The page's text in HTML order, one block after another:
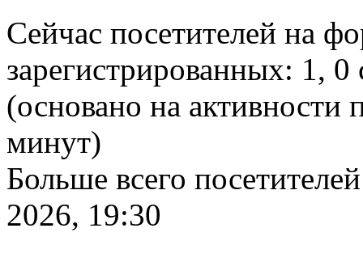
Сейчас посетителей на
зарегистрированных: 1,
(основано на активности
минут)
Больше всего
2026, 19:30